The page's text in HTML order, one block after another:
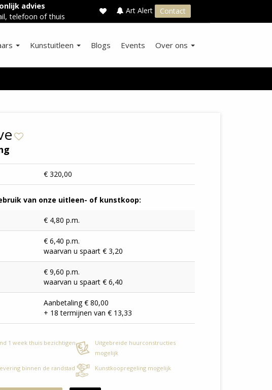
advies
telefoon of thuis
Art Alert Contact
Kunstuitleen Blogs Events Over ons
€ 320,00
van onze uitleen- of kunstkoop:
€ 4,80 p.m.
€ 6,40 p.m.
waarvan u spaart € 3,20
€ 9,60 p.m.
waarvan u spaart € 6,40
Aanbetaling € 80,00
+ 18 termijnen van € 13,33
1 week thuis bezichtigen
Uitgebreide huurconstructies
mogelijk
binnen de randstad
Kunstkoopregeling mogelijk